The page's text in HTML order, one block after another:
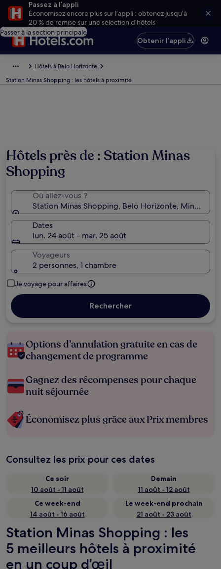
Passez à l’appli
Économisez encore plus sur l’appli : obtenez jusqu’à
20 % de remise sur une sélection d’hôtels
Passer à la section principale
Obtenir l’appli
Hôtels à Belo Horizonte
Station Minas Shopping : les hôtels à proximité
Hôtels près de : Station Minas
Shopping
Où allez-vous ?
Station Minas Shopping, Belo Horizonte, Minas
Dates
lun. 24 août - mar. 25 août
Voyageurs
2 personnes, 1 chambre
Je voyage pour affaires
Rechercher
Options d’annulation gratuite en cas de
changement de programme
Gagnez des récompenses pour chaque
nuit séjournée
Économisez plus grâce aux Prix membres
Consultez les prix pour ces dates
Ce soir
10 août - 11 août
Demain
11 août - 12 août
Ce week-end
14 août - 16 août
Le week-end prochain
21 août - 23 août
Station Minas Shopping : les
5 meilleurs hôtels à proximité
en un coup d’œil